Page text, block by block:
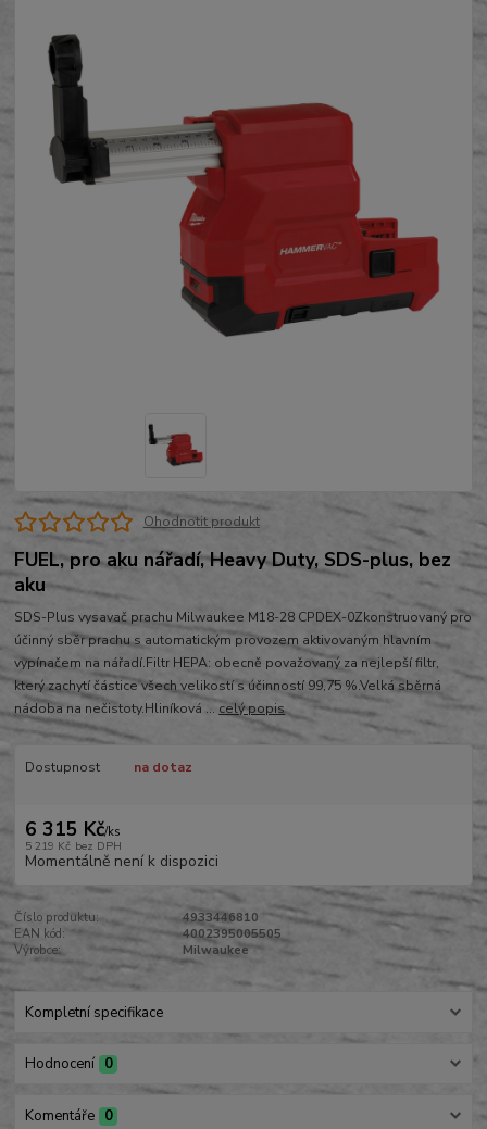
Ohodnotit produkt
FUEL, pro aku nářadí, Heavy Duty, SDS-plus, bez
aku
SDS-Plus vysavač prachu Milwaukee M18-28 CPDEX-0Zkonstruovaný pro
účinný sběr prachu s automatickým provozem aktivovaným hlavním
vypínačem na nářadí.Filtr HEPA: obecně považovaný za nejlepší filtr,
který zachytí částice všech velikostí s účinností 99,75 %.Velká sběrná
nádoba na nečistoty.Hliníková ... celý popis
Dostupnost na dotaz
6 315 Kč/ks
5 219 Kč bez DPH
Momentálně není k dispozici
Číslo produktu:
4933446810
EAN kód:
4002395005505
Výrobce:
Milwaukee
Kompletní specifikace
Hodnocení 0
Komentáře 0